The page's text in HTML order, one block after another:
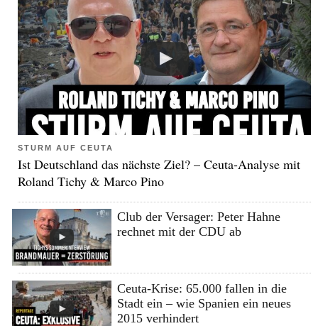
STURM AUF CEUTA
Ist Deutschland das nächste Ziel? – Ceuta-Analyse mit
Roland Tichy & Marco Pino
Club der Versager: Peter Hahne
rechnet mit der CDU ab
Ceuta-Krise: 65.000 fallen in die
Stadt ein – wie Spanien ein neues
2015 verhindert